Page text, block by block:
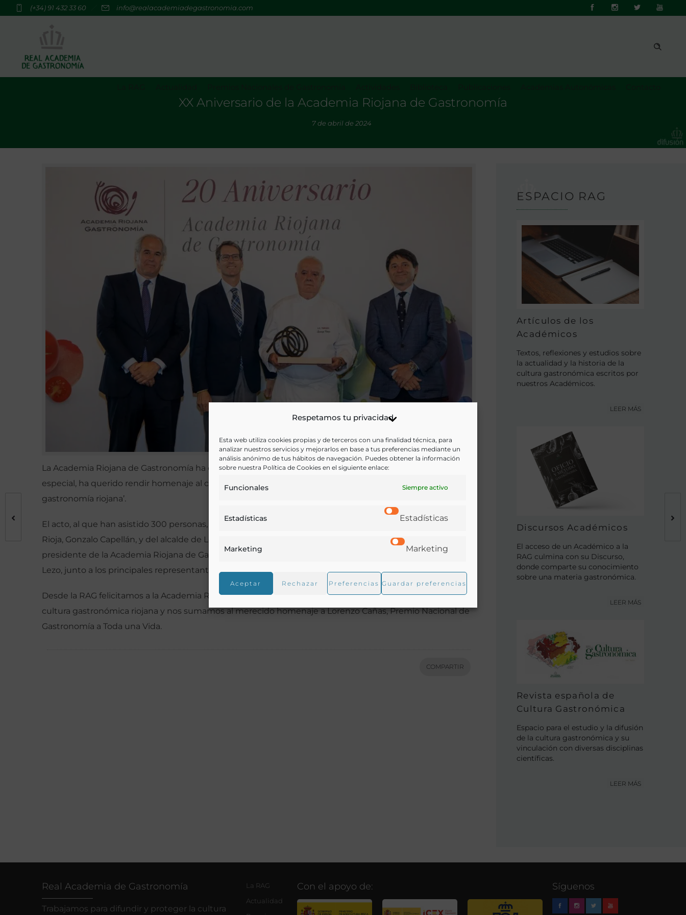
Respetamos tu privacidad
Esta web utiliza cookies propias y de terceros con una finalidad técnica, para
analizar nuestros servicios y mejorarlos en base a tus preferencias mediante un
análisis anónimo de tus hábitos de navegación. Puedes obtener la información
sobre nuestra Política de Cookies en el siguiente enlace:
Funcionales Siempre activo
Estadísticas Estadísticas
Marketing Marketing
Aceptar Rechazar Preferencias Guardar preferencias
(+34) 91 432 33 60 info@realacademiadegastronomia.com
XX Aniversario de la Academia Riojana de Gastronomía
7 de abril de 2024
La Academia Riojana de Gastronomía ha celebrado su XX Aniversario y, coincidiendo con esta fecha tan
especial, ha querido rendir homenaje al cocinero riojano Lorenzo Cañas como ‘Gran maestro de la
gastronomía riojana’.
El acto, al que han asistido 300 personas, ha contado con la presencia del presidente del Gobierno de La
Rioja, Gonzalo Capellán, y del alcalde de Logroño, Conrado Escobar, que han estado acompañados por el
presidente de la Academia Riojana de Gastronomía, Pedro Barrio, y nuestro presidente, Luis Suárez de
Lezo, junto a los principales representantes del sector gastronómico de la comunidad.
Desde la RAG felicitamos a la Academia Riojana por estos 20 años de gran trabajo por la difusión de la
cultura gastronómica riojana y nos sumamos al merecido homenaje a Lorenzo Cañas, Premio Nacional de
Gastronomía a Toda una Vida.
COMPARTIR
ESPACIO RAG
Artículos de los
Académicos
Textos, reflexiones y estudios sobre
la actualidad y la historia de la
cultura gastronómica escritos por
nuestros Académicos.
LEER MÁS
Discursos Académicos
El acceso de un Académico a la
RAG culmina con su Discurso,
donde comparte su conocimiento
sobre una materia gastronómica.
LEER MÁS
Revista española de
Cultura Gastronómica
Espacio para el estudio y la difusión
de la cultura gastronómica y su
vinculación con diversas disciplinas
científicas.
LEER MÁS
Real Academia de Gastronomía
Trabajamos para difundir y proteger la cultura
La RAG
Actualidad
Con el apoyo de: Síguenos